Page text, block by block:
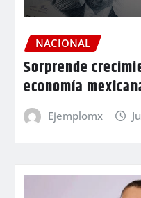
NACIONAL
Sorprende
economía
Ejemplomx